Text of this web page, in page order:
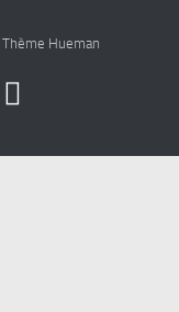
Thème Hueman